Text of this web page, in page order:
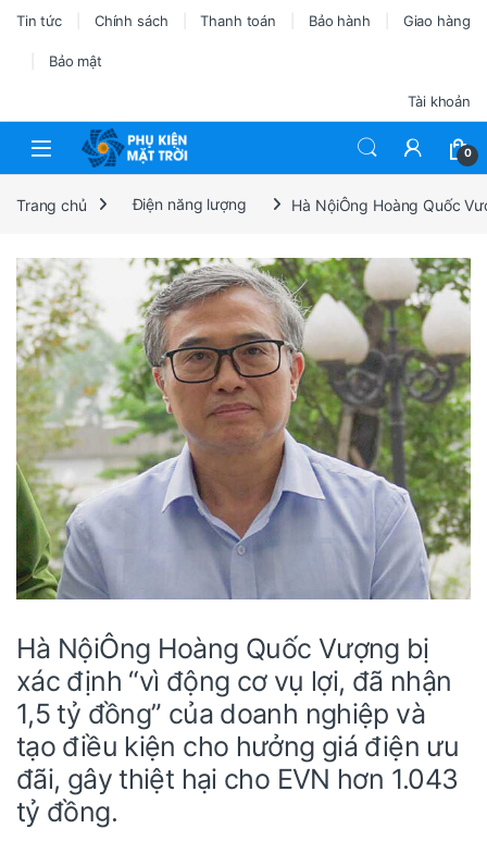
Tin tức Chính sách Thanh toán Bảo hành Giao hàng
Bảo mật
Tài khoản
0
Trang chủ Điện năng lượng Hà NộiÔng Hoàng Quốc
Hà NộiÔng Hoàng Quốc Vượng bị
xác định “vì động cơ vụ lợi, đã nhận
1,5 tỷ đồng” của doanh nghiệp và
tạo điều kiện cho hưởng giá điện ưu
đãi, gây thiệt hại cho EVN hơn 1.043
tỷ đồng.